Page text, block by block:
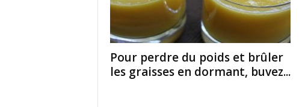
Pour perdre du poids et brûler
les graisses en dormant, buvez...